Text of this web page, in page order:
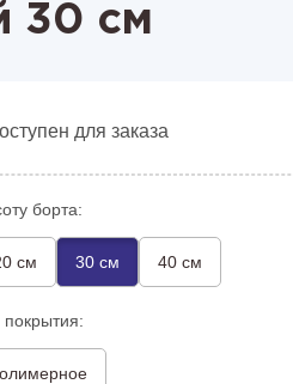
30 см
для заказа
борта:
см 30 см 40 см